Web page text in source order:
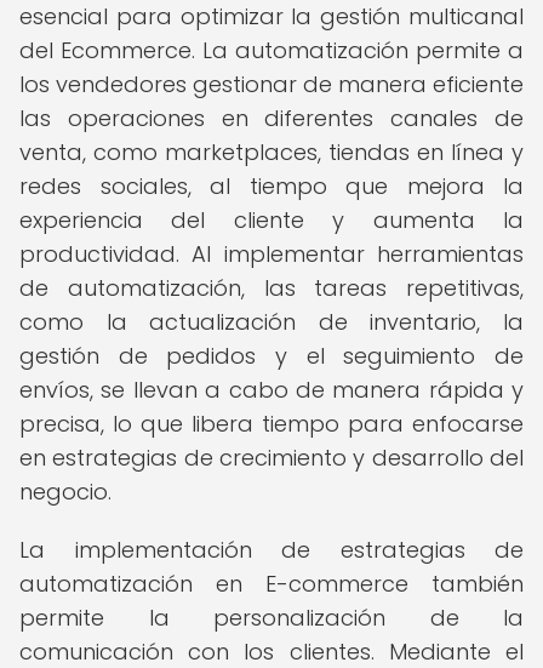
esencial para optimizar la gestión multicanal
del Ecommerce. La automatización permite a
los vendedores gestionar de manera eficiente
las operaciones en diferentes canales de
venta, como marketplaces, tiendas en línea y
redes sociales, al tiempo que mejora la
experiencia del cliente y aumenta la
productividad. Al implementar herramientas
de automatización, las tareas repetitivas,
como la actualización de inventario, la
gestión de pedidos y el seguimiento de
envíos, se llevan a cabo de manera rápida y
precisa, lo que libera tiempo para enfocarse
en estrategias de crecimiento y desarrollo del
negocio.
La implementación de estrategias de
automatización en E-commerce también
permite la personalización de la
comunicación con los clientes. Mediante el